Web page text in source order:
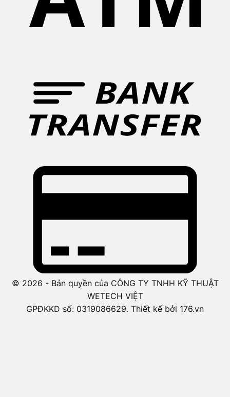
© 2026 - Bản quyền của CÔNG TY TNHH KỸ THUẬT
WETECH VIỆT
GPĐKKD số: 0319086629. Thiết kế bởi 176.vn